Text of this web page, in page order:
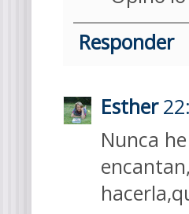
Responder
Esther
Nunca